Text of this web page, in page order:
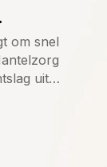
om snel
uit…